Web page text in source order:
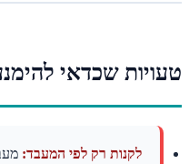
שכדאי להימנע
לקנות רק לפי המעבד: